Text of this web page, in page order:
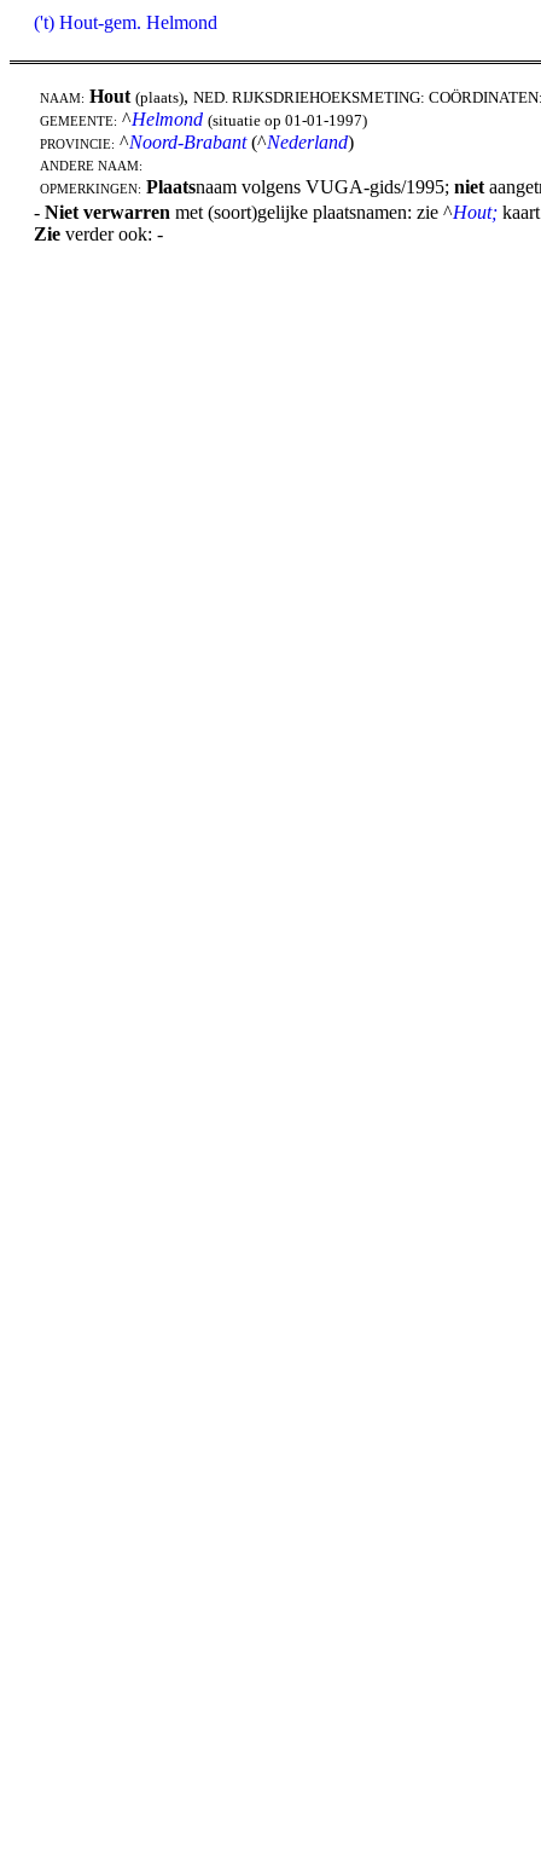
('t) Hout-gem. Helmond
NAAM: Hout (plaats), NED. RIJKSDRIEHOEKSMETING:
GEMEENTE: ^Helmond (situatie op 01-01-1997)
PROVINCIE: ^Noord-Brabant(^Nederland)
ANDERE NAAM:
OPMERKINGEN: Plaatsnaam volgens VUGA-gids/1995; niet
- Niet verwarren met (soort)gelijke plaatsnamen: zie ^Hout;
Zie verder ook: -